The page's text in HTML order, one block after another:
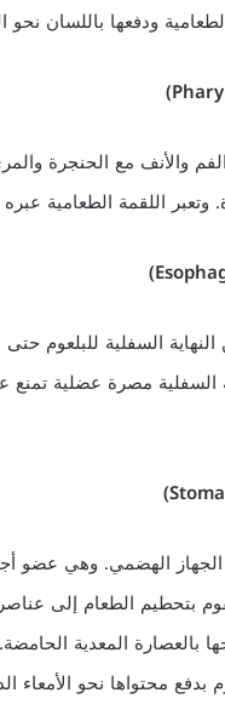
ودفعها باللسان نحو
والأنف مع الحنجرة
اللقمة الطعامية
السفلية للبلعوم
مصرة عضلية تمنع
الجهاز الهضمي. وهي عضو
بتحطيم الطعام إلى
بالعصارة المعدية الحامضة.
بدفع محتواها نحو